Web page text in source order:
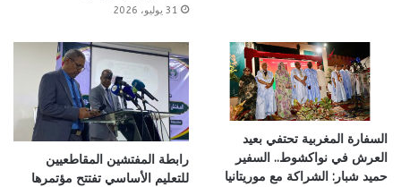
31 يوليو، 2026
السفارة المغربية تحتفي بعيد
العرش في نواكشوط.. السفير
حميد شبار: الشراكة مع موريتانيا
رابطة المفتشين المقاطعيين
للتعليم الأساسي تفتتح مؤتمرها